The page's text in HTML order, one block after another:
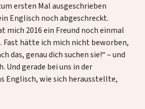
ersten Mal ausgeschrieben
Englisch noch abgeschreckt.
mich 2016 ein Freund noch einmal
Fast hätte ich mich nicht beworben,
das, genau dich suchen sie!“ – und
Und gerade bei uns in der
Englisch, wie sich herausstellte,